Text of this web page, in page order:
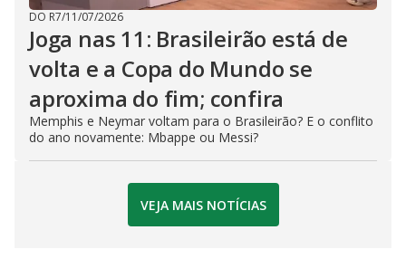
DO R7/11/07/2026
Joga nas 11: Brasileirão está de
volta e a Copa do Mundo se
aproxima do fim; confira
Memphis e Neymar voltam para o Brasileirão? E o conflito
do ano novamente: Mbappe ou Messi?
VEJA MAIS NOTÍCIAS